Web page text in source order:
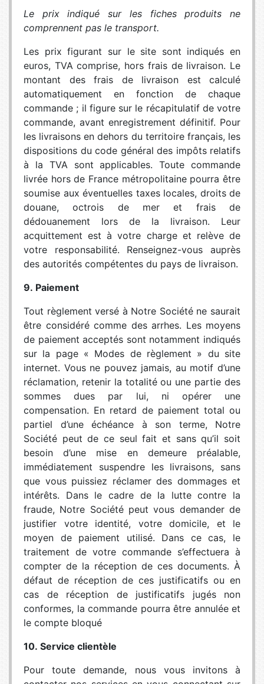
Le prix indiqué sur les fiches produits ne
comprennent pas le transport.
Les prix figurant sur le site sont indiqués en
euros, TVA comprise, hors frais de livraison. Le
montant des frais de livraison est calculé
automatiquement en fonction de chaque
commande ; il figure sur le récapitulatif de votre
commande, avant enregistrement définitif. Pour
les livraisons en dehors du territoire français, les
dispositions du code général des impôts relatifs
à la TVA sont applicables. Toute commande
livrée hors de France métropolitaine pourra être
soumise aux éventuelles taxes locales, droits de
douane, octrois de mer et frais de
dédouanement lors de la livraison. Leur
acquittement est à votre charge et relève de
votre responsabilité. Renseignez-vous auprès
des autorités compétentes du pays de livraison.
9. Paiement
Tout règlement versé à Notre Société ne saurait
être considéré comme des arrhes. Les moyens
de paiement acceptés sont notamment indiqués
sur la page « Modes de règlement » du site
internet. Vous ne pouvez jamais, au motif d’une
réclamation, retenir la totalité ou une partie des
sommes dues par lui, ni opérer une
compensation. En retard de paiement total ou
partiel d’une échéance à son terme, Notre
Société peut de ce seul fait et sans qu’il soit
besoin d’une mise en demeure préalable,
immédiatement suspendre les livraisons, sans
que vous puissiez réclamer des dommages et
intérêts. Dans le cadre de la lutte contre la
fraude, Notre Société peut vous demander de
justifier votre identité, votre domicile, et le
moyen de paiement utilisé. Dans ce cas, le
traitement de votre commande s’effectuera à
compter de la réception de ces documents. À
défaut de réception de ces justificatifs ou en
cas de réception de justificatifs jugés non
conformes, la commande pourra être annulée et
le compte bloqué
10. Service clientèle
Pour toute demande, nous vous invitons à